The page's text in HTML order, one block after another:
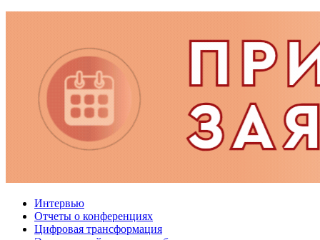
Интервью
Отчеты о конференциях
Цифровая трансформация